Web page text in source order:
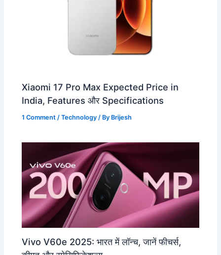
Xiaomi 17 Pro Max Expected Price in
India, Features और Specifications
1 Comment /Technology / By Brijesh
Vivo V60e 2025: भारत में लॉन्च, जानें फीचर्स,